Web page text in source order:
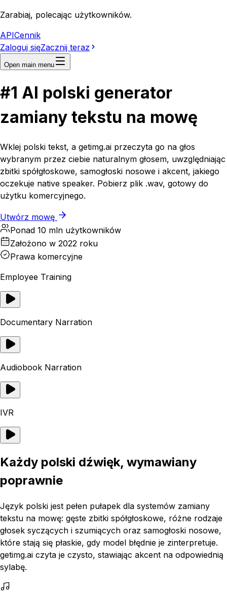
Zarabiaj, polecając użytkowników.
APICennik
Zaloguj sięZacznij teraz
Open main menu
#1 AI polski generator
zamiany tekstu na mowę
Wklej polski tekst, a getimg.ai przeczyta go na głos
wybranym przez ciebie naturalnym głosem, uwzględniając
zbitki spółgłoskowe, samogłoski nosowe i akcent, jakiego
oczekuje native speaker. Pobierz plik .wav, gotowy do
użytku komercyjnego.
Utwórz mowę
Ponad 10 mln użytkowników
Założono w 2022 roku
Prawa komercyjne
Employee Training
Documentary Narration
Audiobook Narration
IVR
Każdy polski dźwięk, wymawiany
poprawnie
Język polski jest pełen pułapek dla systemów zamiany
tekstu na mowę: gęste zbitki spółgłoskowe, różne rodzaje
głosek syczących i szumiących oraz samogłoski nosowe,
które stają się płaskie, gdy model błędnie je zinterpretuje.
getimg.ai czyta je czysto, stawiając akcent na odpowiednią
sylabę.